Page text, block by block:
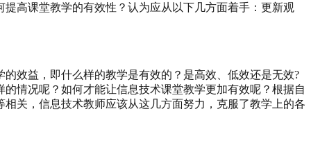
高课堂教学的有效性？认为应从以下几方面着手：更新观
效益，即什么样的教学是有效的？是高效、低效还是无效?
情况呢？如何才能让信息技术课堂教学更加有效呢？根据自
关，信息技术教师应该从这几方面努力，克服了教学上的各